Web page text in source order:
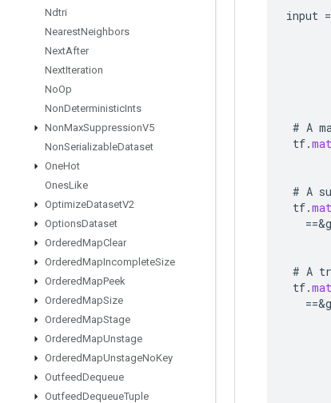
Ndtri
NearestNeighbors
NextAfter
NextIteration
NoOp
NonDeterministicInts
NonMaxSuppressionV5
NonSerializableDataset
OneHot
OnesLike
OptimizeDatasetV2
OptionsDataset
OrderedMapClear
OrderedMapIncompleteSize
OrderedMapPeek
OrderedMapSize
OrderedMapStage
OrderedMapUnstage
OrderedMapUnstageNoKey
OutfeedDequeue
OutfeedDequeueTuple
input =
# A
tf.
# A
tf.
==&
# A
tf.
==&